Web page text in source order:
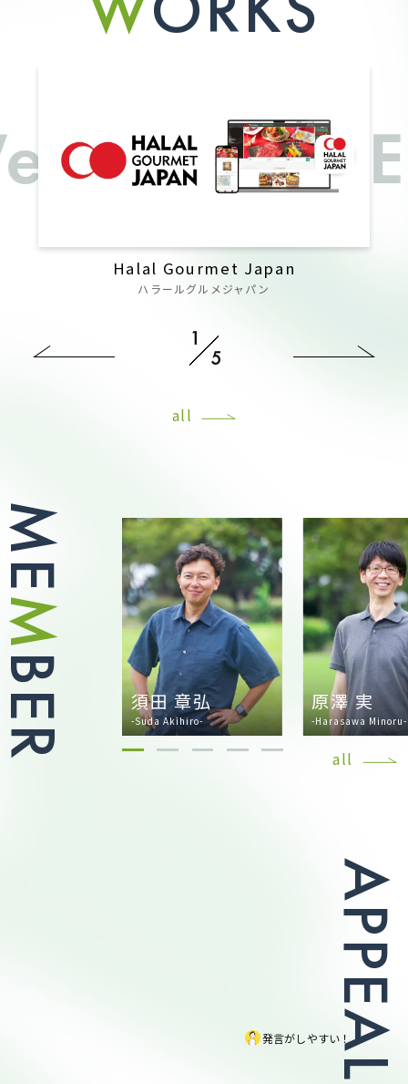
take
Halal Gourmet Japan
ハラールグルメジャパン
Japan Masjid Finder
ジャパンマスジッドファインダー
Shido CLINICAL TRIAL
士道 臨床研究支援
REFORM MARKET
リフォマ
mangaloo
マンガルー
1
5
all
地 須田 章弘
-Suda Akihiro-
原澤 実
-Harasawa Minoru-
all
発言
A
P
P
E
A
L